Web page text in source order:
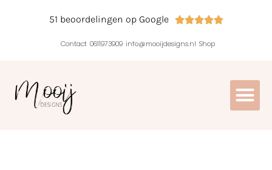
51 beoordelingen op Google 
Contact 0611973909 info@mooijdesigns.nl Shop